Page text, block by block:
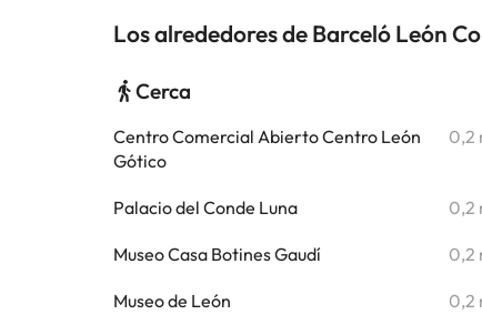
Los alrededores de Barceló León
Cerca
Centro Comercial Abierto Centro León
Gótico
0,2
Palacio del Conde Luna 0,2
Museo Casa Botines Gaudí 0,2
Museo de León 0,2